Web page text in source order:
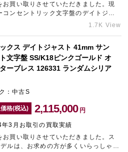
買い取りさせていただきました。現
ンセントリック文字盤のデイトジャ
ルです。2007年頃の製造で長年ご使用
ド買取店「タイムゾーン中野ブロー
せ。
1.7K View
クス デイトジャスト 41mm サン
文字盤 SS/K18ピンクゴールド オ
ーブレス 126331 ランダムシリア
：中古S
格(税込) 2,115,000 円
3月お取引の買取実績
買い取りさせていただきました。ス
ルは、お求めの方が多くいらっしゃい